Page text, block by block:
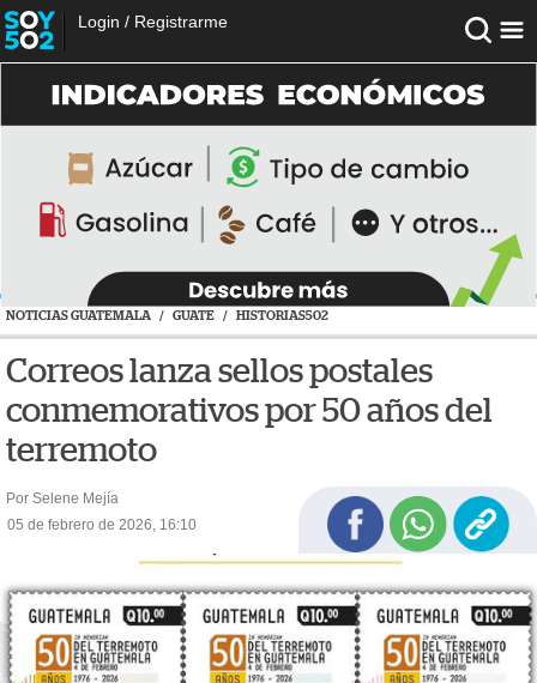
Login / Registrarme
NOTICIAS GUATEMALA / GUATE / HISTORIAS502
Correos lanza sellos postales
conmemorativos por 50 años del
terremoto
Por Selene Mejía
05 de febrero de 2026, 16:10